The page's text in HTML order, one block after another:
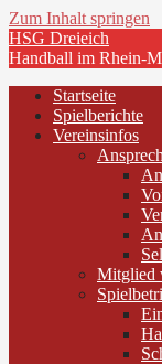
Zum Inhalt springen
HSG Dreieich
Handball im Rhein-
Startseite
Spielberichte
Vereinsinfos
Mitglied